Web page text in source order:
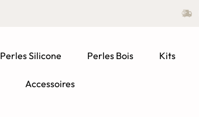
Perles Silicone Perles Bois Kits
Accessoires